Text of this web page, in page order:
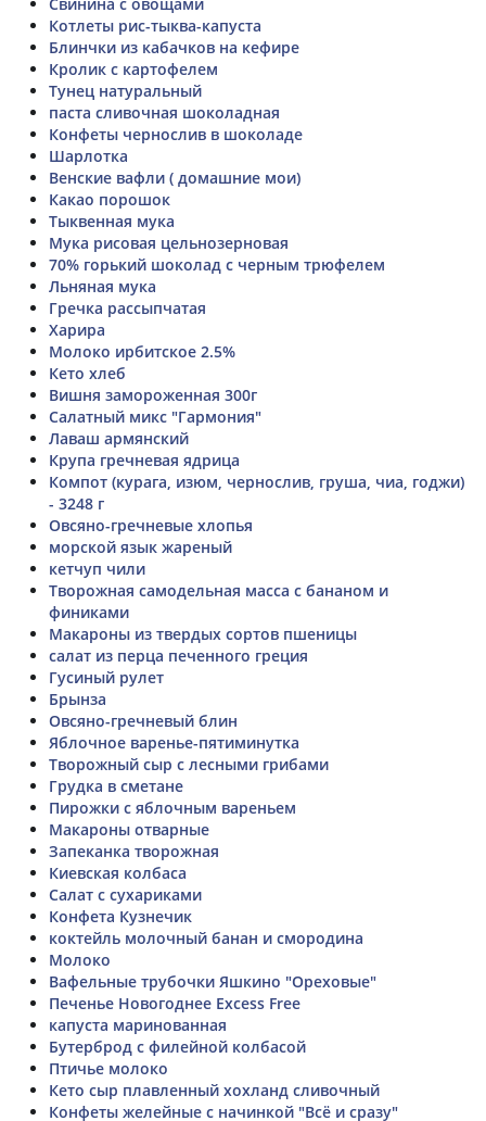
Котлеты рис-тыква-капуста
Блинчки из кабачков на кефире
Кролик с картофелем
Тунец натуральный
паста сливочная шоколадная
Конфеты чернослив в шоколаде
Шарлотка
Венские вафли ( домашние мои)
Какао порошок
Тыквенная мука
Мука рисовая цельнозерновая
70% горький шоколад с черным трюфелем
Льняная мука
Гречка рассыпчатая
Харира
Молоко ирбитское 2.5%
Кето хлеб
Вишня замороженная 300г
Салатный микс "Гармония"
Лаваш армянский
Крупа гречневая ядрица
Компот (курага, изюм, чернослив, груша, чиа, годжи)
- 3248 г
Овсяно-гречневые хлопья
морской язык жареный
кетчуп чили
Творожная самодельная масса с бананом и
финиками
Макароны из твердых сортов пшеницы
салат из перца печенного греция
Гусиный рулет
Брынза
Овсяно-гречневый блин
Яблочное варенье-пятиминутка
Творожный сыр с лесными грибами
Грудка в сметане
Пирожки с яблочным вареньем
Макароны отварные
Запеканка творожная
Киевская колбаса
Салат с сухариками
Конфета Кузнечик
коктейль молочный банан и смородина
Молоко
Вафельные трубочки Яшкино "Ореховые"
Печенье Новогоднее Excess Free
капуста маринованная
Бутерброд с филейной колбасой
Птичье молоко
Кето сыр плавленный хохланд сливочный
Конфеты желейные с начинкой "Всё и сразу"